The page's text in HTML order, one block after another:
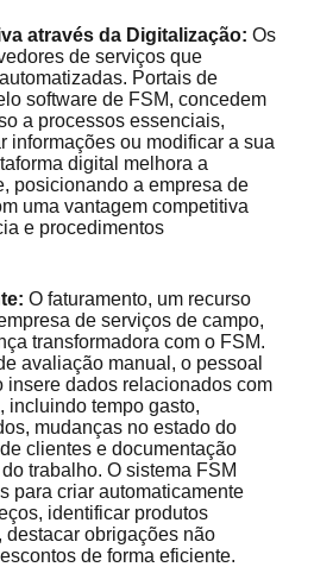
através da Digitalização: Os
de serviços que
Portais de
software de FSM, concedem
a processos essenciais,
informações ou modificar a sua
digital melhora a
posicionando a empresa de
uma vantagem competitiva
e procedimentos
O faturamento, um recurso
de serviços de campo,
transformadora com o FSM.
avaliação manual, o pessoal
insere dados relacionados com
incluindo tempo gasto,
mudanças no estado do
clientes e documentação
trabalho. O sistema FSM
para criar automaticamente
identificar produtos
destacar obrigações não
de forma eficiente.